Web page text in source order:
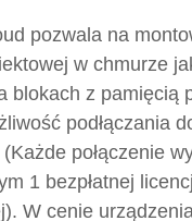
pozwala na
w chmurze
blokach z pamięcią
podłączania
połączenie
1 bezpłatnej
W cenie